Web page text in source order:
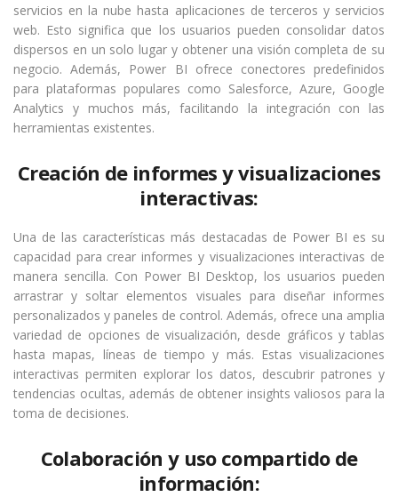
servicios en la nube hasta aplicaciones de terceros y servicios
web. Esto significa que los usuarios pueden consolidar datos
dispersos en un solo lugar y obtener una visión completa de su
negocio. Además, Power BI ofrece conectores predefinidos
para plataformas populares como Salesforce, Azure, Google
Analytics y muchos más, facilitando la integración con las
herramientas existentes.
Creación de informes y visualizaciones
interactivas:
Una de las características más destacadas de Power BI es su
capacidad para crear informes y visualizaciones interactivas de
manera sencilla. Con Power BI Desktop, los usuarios pueden
arrastrar y soltar elementos visuales para diseñar informes
personalizados y paneles de control. Además, ofrece una amplia
variedad de opciones de visualización, desde gráficos y tablas
hasta mapas, líneas de tiempo y más. Estas visualizaciones
interactivas permiten explorar los datos, descubrir patrones y
tendencias ocultas, además de obtener insights valiosos para la
toma de decisiones.
Colaboración y uso compartido de
información: